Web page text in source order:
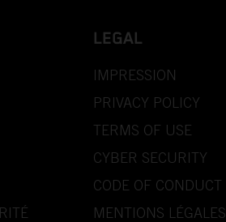
LEGAL
IMPRESSION
PRIVACY POLICY
TERMS OF USE
CYBER SECURITY
CODE OF CONDUCT
MENTIONS LÉGALES